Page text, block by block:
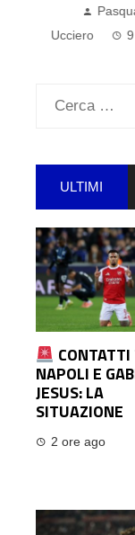
Ucciero
Ricerca
ULTIMI
NAPOLI E
JESUS: LA
SITUAZIONE
2 ore ago